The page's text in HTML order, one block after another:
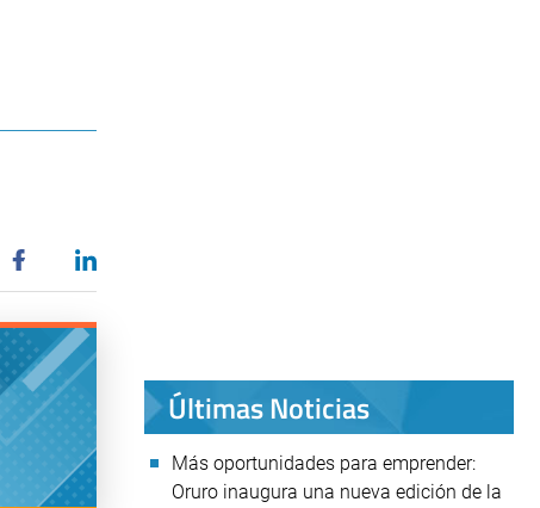
Últimas Noticias
Más oportunidades para emprender:
Oruro inaugura una nueva edición de la